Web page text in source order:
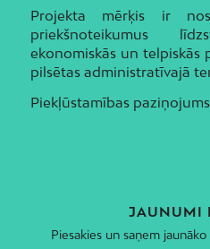
Projekta mērķis ir
priekšnoteikumus
ekonomiskās un telpiskās
pilsētas administratīvajā
Piekļūstamības paziņojums
JAUNUMI
Piesakies un saņem